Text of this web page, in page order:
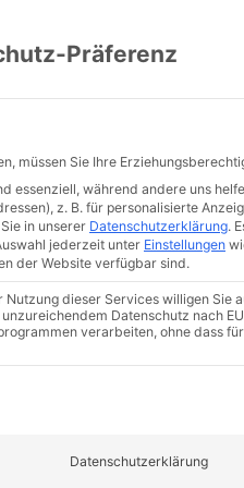
Präferenz
müssen Sie Ihre
essenziell, während andere uns
z. B. für personalisierte
in unserer Datenschutzerklärung.
jederzeit unter Einstellungen
der Website verfügbar sind.
dieser Services willigen Sie
Datenschutz nach
verarbeiten, ohne dass
werden kann. Die erste
Datenschutzerklärung